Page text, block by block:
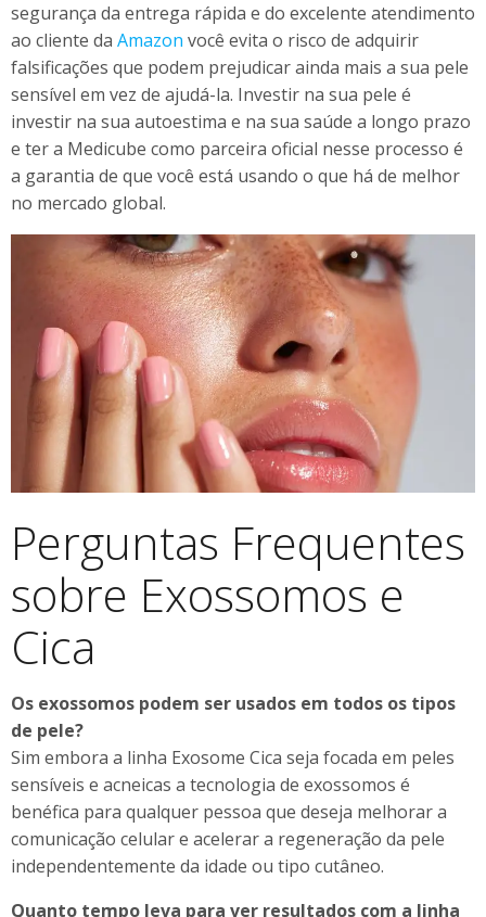
segurança da entrega rápida e do excelente atendimento
ao cliente da Amazon você evita o risco de adquirir
falsificações que podem prejudicar ainda mais a sua pele
sensível em vez de ajudá-la. Investir na sua pele é
investir na sua autoestima e na sua saúde a longo prazo
e ter a Medicube como parceira oficial nesse processo é
a garantia de que você está usando o que há de melhor
no mercado global.
Perguntas Frequentes
sobre Exossomos e
Cica
Os exossomos podem ser usados em todos os tipos
de pele?
Sim embora a linha Exosome Cica seja focada em peles
sensíveis e acneicas a tecnologia de exossomos é
benéfica para qualquer pessoa que deseja melhorar a
comunicação celular e acelerar a regeneração da pele
independentemente da idade ou tipo cutâneo.
Quanto tempo leva para ver resultados com a linha